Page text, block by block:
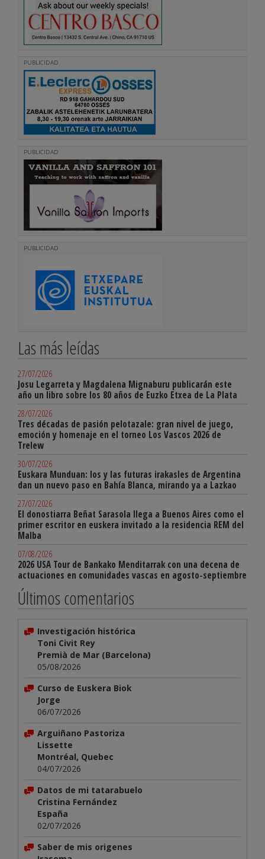
PUBLICIDAD
PUBLICIDAD
PUBLICIDAD
Las más leídas
27/07/2026
Josu Legarreta y Magdalena Mignaburu publicarán este
año un libro sobre los 80 años de Euzko Etxea de La Plata
28/07/2026
Tres décadas de pasión pelotazale: gran nivel de juego,
emoción y homenaje en el torneo Los Vascos 2026 de
Trelew
30/07/2026
Euskara Munduan: los y las futuras irakasles de Argentina
dan un nuevo paso en Bahía Blanca, mirando ya a Lazkao
27/07/2026
El donostiarra Beñat Sarasola llega a Buenos Aires como el
primer escritor en euskera invitado a la residencia REM del
Malba
07/08/2026
2026 USA Tour de Bankako Menditarrak con una decena de
actuaciones en comunidades vascas en agosto-septiembre
Últimos comentarios
Investigación histórica
Toni Civit Rey
Premià de Mar (Barcelona)
05/08/2026
Curso de Euskera Biok
Jorge
06/07/2026
Arguiñano Pastoriza
Lissette
Montréal, Quebec
04/07/2026
Datos de mi tatarabuelo
Cristina Fernández
España
02/07/2026
Saber de mis origenes